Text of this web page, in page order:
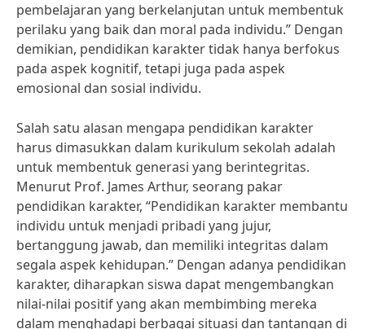
pembelajaran yang berkelanjutan untuk membentuk
perilaku yang baik dan moral pada individu.” Dengan
demikian, pendidikan karakter tidak hanya berfokus
pada aspek kognitif, tetapi juga pada aspek
emosional dan sosial individu.
Salah satu alasan mengapa pendidikan karakter
harus dimasukkan dalam kurikulum sekolah adalah
untuk membentuk generasi yang berintegritas.
Menurut Prof. James Arthur, seorang pakar
pendidikan karakter, “Pendidikan karakter membantu
individu untuk menjadi pribadi yang jujur,
bertanggung jawab, dan memiliki integritas dalam
segala aspek kehidupan.” Dengan adanya pendidikan
karakter, diharapkan siswa dapat mengembangkan
nilai-nilai positif yang akan membimbing mereka
dalam menghadapi berbagai situasi dan tantangan di